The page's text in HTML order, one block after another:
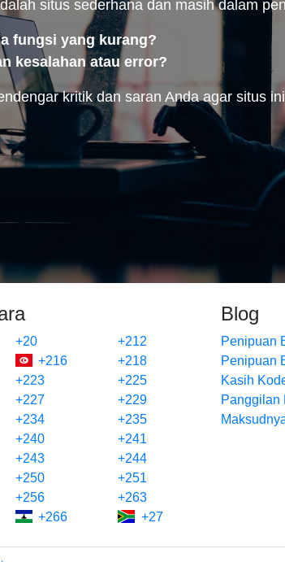
situs sederhana dan masih dalam
fungsi yang kurang?
kesalahan atau error?
kritik dan saran Anda agar situs
+20
+212
+216
+218
+223
+225
+227
+229
+234
+235
+240
+241
+243
+244
+250
+251
+256
+263
+266 +27
Blog
Penipuan
Penipuan
Kasih
Panggilan